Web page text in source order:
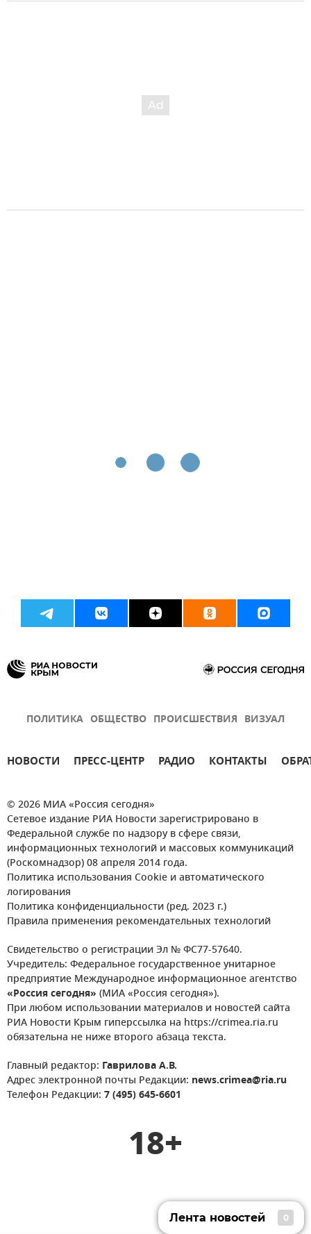
ПОЛИТИКА ОБЩЕСТВО ПРОИСШЕСТВИЯ ВИЗУАЛ
НОВОСТИ ПРЕСС-ЦЕНТР РАДИО КОНТАКТЫ
© 2026 МИА «Россия сегодня»
Сетевое издание РИА Новости зарегистрировано в
Федеральной службе по надзору в сфере связи,
информационных технологий и массовых коммуникаций
(Роскомнадзор) 08 апреля 2014 года.
Политика использования Cookie и автоматического
логирования
Политика конфиденциальности (ред. 2023 г.)
Правила применения рекомендательных технологий
Свидетельство о регистрации Эл № ФС77-57640.
Учредитель: Федеральное государственное унитарное
предприятие Международное информационное агентство
«Россия сегодня» (МИА «Россия сегодня»).
При любом использовании материалов и новостей сайта
РИА Новости Крым гиперссылка на https://crimea.ria.ru
обязательна не ниже второго абзаца текста.
Главный редактор: Гаврилова А.В.
Адрес электронной почты Редакции: news.crimea@ria.ru
Телефон Редакции: 7 (495) 645-6601
18+
Лента новостей 0